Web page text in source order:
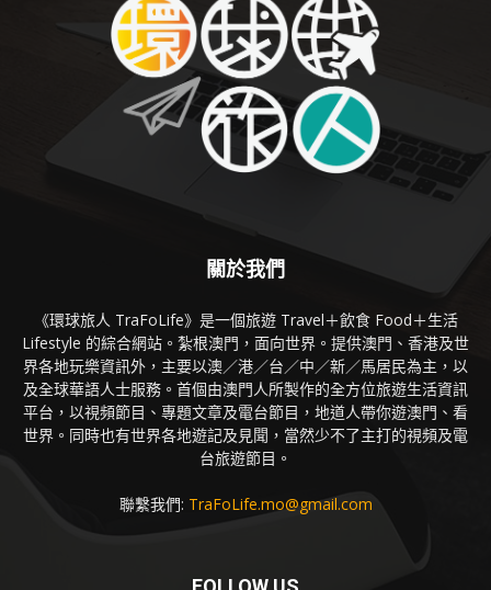
關於我們
《環球旅人 TraFoLife》是一個旅遊 Travel＋飲食 Food＋生活
Lifestyle 的綜合網站。紮根澳門，面向世界。提供澳門、香港及世
界各地玩樂資訊外，主要以澳／港／台／中／新／馬居民為主，以
及全球華語人士服務。首個由澳門人所製作的全方位旅遊生活資訊
平台，以視頻節目、專題文章及電台節目，地道人帶你遊澳門、看
世界。同時也有世界各地遊記及見聞，當然少不了主打的視頻及電
台旅遊節目。
聯繫我們: TraFoLife.mo@gmail.com